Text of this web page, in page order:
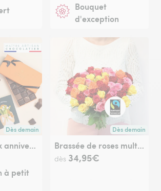
Bouquet
d'exception
Dès demain
Livraison dès demain (pour toute commande passée
Coffret Joyeux anniversaire
à petit
Dès demain
Livraison dès
Brassée de roses multicolores Max Havelaar
dès 34,95€